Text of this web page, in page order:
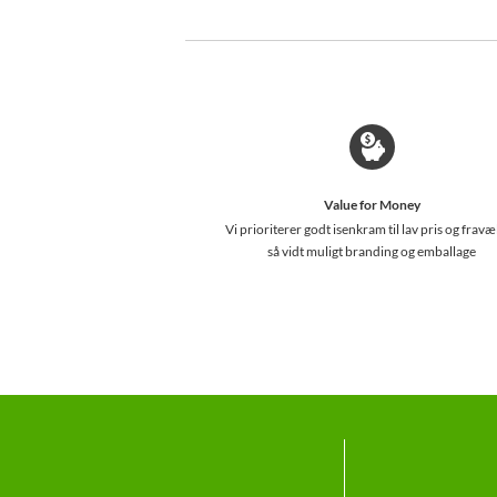
Value for Money
Vi prioriterer godt isenkram til lav pris og
så vidt muligt branding og emballage